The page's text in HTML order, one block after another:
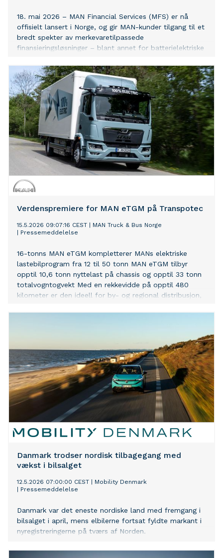
18. mai 2026 – MAN Financial Services (MFS) er nå
offisielt lansert i Norge, og gir MAN-kunder tilgang til et
bredt spekter av merkevaretilpassede
finansieringsløsninger – blant annet for batterielektriske
satsing på å forenkle hverdagen for kundene med
tilpassede løsninger.
Verdenspremiere for MAN eTGM på Transpotec
15.5.2026 09:07:16 CEST
MAN Truck & Bus Norge
Pressemeddelelse
16-tonns MAN eTGM kompletterer MANs elektriske
lastebilprogram fra 12 til 50 tonn MAN eTGM tilbyr
opptil 10,6 tonn nyttelast på chassis og opptil 33 tonn
totalvogntogvekt Med en rekkevidde på opptil 480
kilometer er den ideell for by- og regional distribusjon,
oppfyllelse av EUs utslippskrav MAN Truck & Bus viser
sitt brede utvalg av kjøretøy og tjenester på Transpotec
Logitec 2026 i Milano, med fokus på elektromobilitet
og avkarbonisering
Danmark trodser nordisk tilbagegang med
vækst i bilsalget
12.5.2026 07:00:00 CEST
Mobility Denmark
Pressemeddelelse
Danmark var det eneste nordiske land med fremgang i
bilsalget i april, mens elbilerne fortsat fyldte markant i
nyregistreringerne på tværs af Norden.